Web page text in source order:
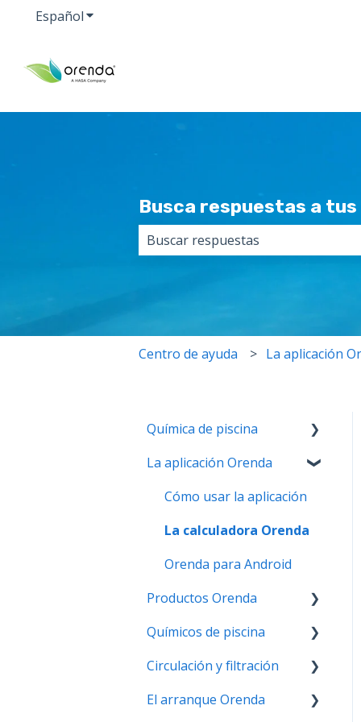
EspañolTraducciones de Mostrar submenú de
Busca respuestas a tus
Centro de ayuda La aplicación
Química de piscina
pH y alcalinidad
El ISL y problemas con el
agua
Química del cloro,
La aplicación Orenda
Cómo usar la aplicación
La calculadora Orenda
Orenda para Android
Productos Orenda
PR-10,000 | Concentrado
metal & sarro
Químicos de piscina
Ajustadores de ISL
Desinfectantes
Circulación y filtración
Circulación
El arranque Orenda